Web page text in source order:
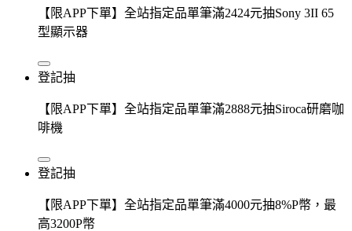
【限APP下單】全站指定品單筆滿2424元抽Sony 3II 65
型顯示器
登記抽
【限APP下單】全站指定品單筆滿2888元抽Siroca研磨咖
啡機
登記抽
【限APP下單】全站指定品單筆滿4000元抽8%P幣，最
高3200P幣